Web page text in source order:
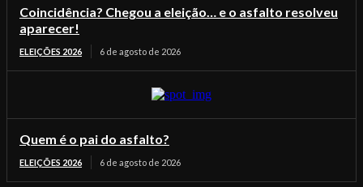
Coincidência? Chegou a eleição… e o asfalto resolveu
aparecer!
ELEIÇÕES 2026 6 de agosto de 2026
Quem é o pai do asfalto?
ELEIÇÕES 2026 6 de agosto de 2026